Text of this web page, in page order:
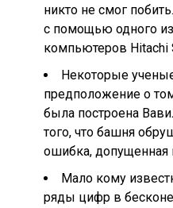
никто не смог
с помощью одного
компьютеров Hitachi
Некоторые
предположение о
была построена
того, что башня
ошибка, допущенная
Мало кому
ряды цифр в